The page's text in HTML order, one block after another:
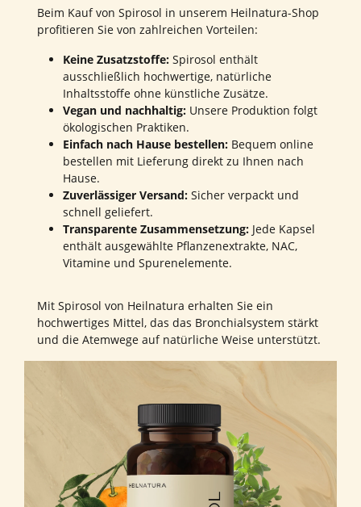
Beim Kauf von Spirosol in unserem Heilnatura-Shop
profitieren Sie von zahlreichen Vorteilen:
Keine Zusatzstoffe: Spirosol enthält
ausschließlich hochwertige, natürliche
Inhaltsstoffe ohne künstliche Zusätze.
Vegan und nachhaltig: Unsere Produktion folgt
ökologischen Praktiken.
Einfach nach Hause bestellen: Bequem online
bestellen mit Lieferung direkt zu Ihnen nach
Hause.
Zuverlässiger Versand: Sicher verpackt und
schnell geliefert.
Transparente Zusammensetzung: Jede Kapsel
enthält ausgewählte Pflanzenextrakte, NAC,
Vitamine und Spurenelemente.
Mit Spirosol von Heilnatura erhalten Sie ein
hochwertiges Mittel, das das Bronchialsystem stärkt
und die Atemwege auf natürliche Weise unterstützt.